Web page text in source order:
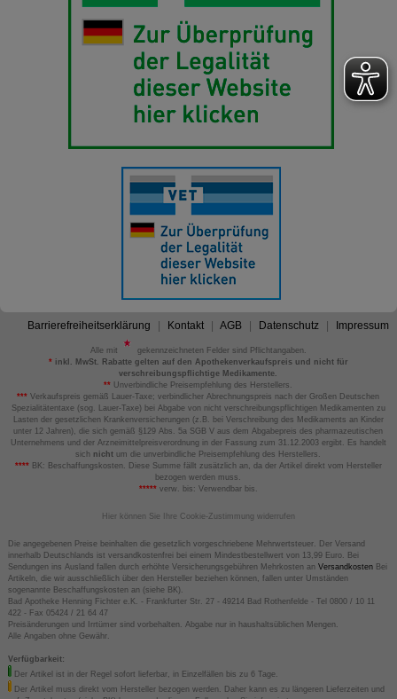
Barrierefreiheitserklärung Kontakt AGB Datenschutz Impressum
Alle mit
gekennzeichneten Felder sind Pflichtangaben.
*inkl. MwSt. Rabatte gelten auf den Apothekenverkaufspreis und nicht für
verschreibungspflichtige Medikamente.
** Unverbindliche Preisempfehlung des Herstellers.
*** Verkaufspreis gemäß Lauer-Taxe; verbindlicher Abrechnungspreis nach der Großen Deutschen
Spezialitätentaxe (sog. Lauer-Taxe) bei Abgabe von nicht verschreibungspflichtigen Medikamenten zu
Lasten der gesetzlichen Krankenversicherungen (z.B. bei Verschreibung des Medikaments an Kinder
unter 12 Jahren), die sich gemäß §129 Abs. 5a SGB V aus dem Abgabepreis des pharmazeutischen
Unternehmens und der Arzneimittelpreisverordnung in der Fassung zum 31.12.2003 ergibt. Es handelt
sich nicht um die unverbindliche Preisempfehlung des Herstellers.
****BK: Beschaffungskosten. Diese Summe fällt zusätzlich an, da der Artikel direkt vom Hersteller
bezogen werden muss.
*****verw. bis: Verwendbar bis.
Hier können Sie Ihre Cookie-Zustimmung widerrufen
Die angegebenen Preise beinhalten die gesetzlich vorgeschriebene Mehrwertsteuer. Der Versand
innerhalb Deutschlands ist versandkostenfrei bei einem Mindestbestellwert von 13,99 Euro. Bei
Sendungen ins Ausland fallen durch erhöhte Versicherungsgebühren Mehrkosten an VersandkostenBei
Artikeln, die wir ausschließlich über den Hersteller beziehen können, fallen unter Umständen
sogenannte Beschaffungskosten an (siehe BK).
Bad Apotheke Henning Fichter e.K. - Frankfurter Str. 27 - 49214 Bad Rothenfelde - Tel 0800 / 10 11
422 - Fax 05424 / 21 64 47
Preisänderungen und Irrtümer sind vorbehalten. Abgabe nur in haushaltsüblichen Mengen.
Alle Angaben ohne Gewähr.
Verfügbarkeit:
Der Artikel ist in der Regel sofort lieferbar, in Einzelfällen bis zu 6 Tage.
Der Artikel muss direkt vom Hersteller bezogen werden. Daher kann es zu längeren Lieferzeiten und